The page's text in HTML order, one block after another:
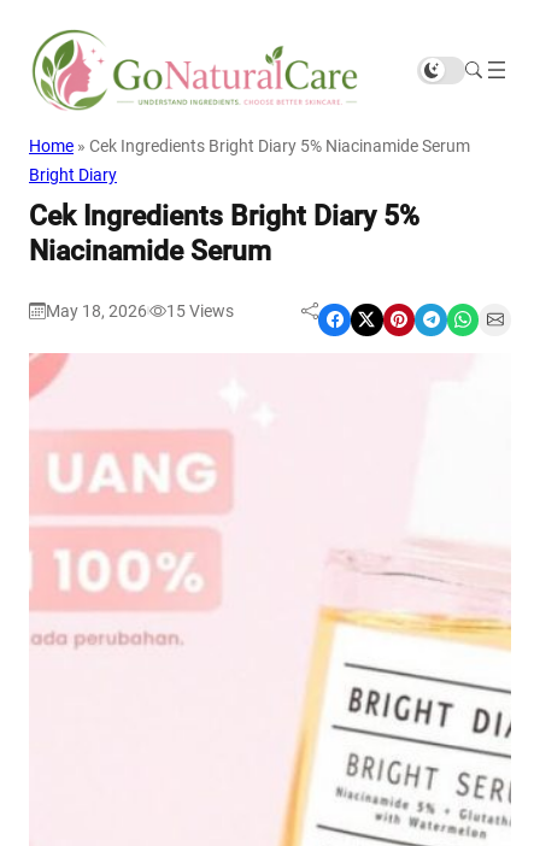
Home » Cek Ingredients Bright Diary 5% Niacinamide Serum
Bright Diary
Cek Ingredients Bright Diary 5%
Niacinamide Serum
May 18, 2026 15Views Share on Facebook Share on X Share on Pinterest Share on Telegram Share on WhatsApp Share on Email